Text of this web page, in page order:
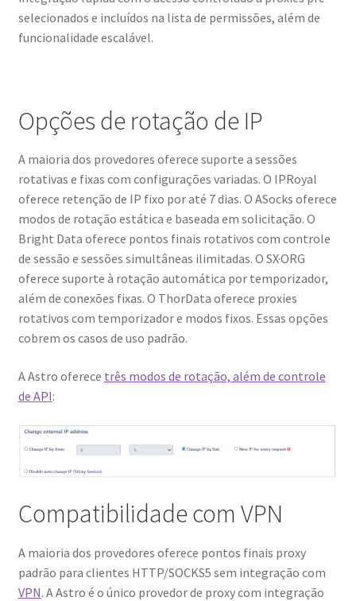
selecionados e incluídos na lista de permissões, além de
funcionalidade escalável.
Opções de rotação de IP
A maioria dos provedores oferece suporte a sessões
rotativas e fixas com configurações variadas. O IPRoyal
oferece retenção de IP fixo por até 7 dias. O ASocks oferece
modos de rotação estática e baseada em solicitação. O
Bright Data oferece pontos finais rotativos com controle
de sessão e sessões simultâneas ilimitadas. O SX·ORG
oferece suporte à rotação automática por temporizador,
além de conexões fixas. O ThorData oferece proxies
rotativos com temporizador e modos fixos. Essas opções
cobrem os casos de uso padrão.
A Astro oferece três modos de rotação, além de controle
de API:
Compatibilidade com VPN
A maioria dos provedores oferece pontos finais proxy
padrão para clientes HTTP/SOCKS5 sem integração com
VPN. A Astro é o único provedor de proxy com integração